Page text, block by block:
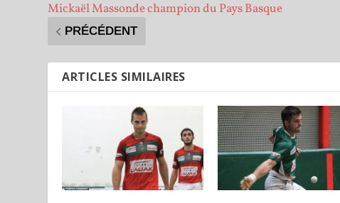
Mickaël Massonde champion du Pays Basque
PRÉCÉDENT
ARTICLES SIMILAIRES